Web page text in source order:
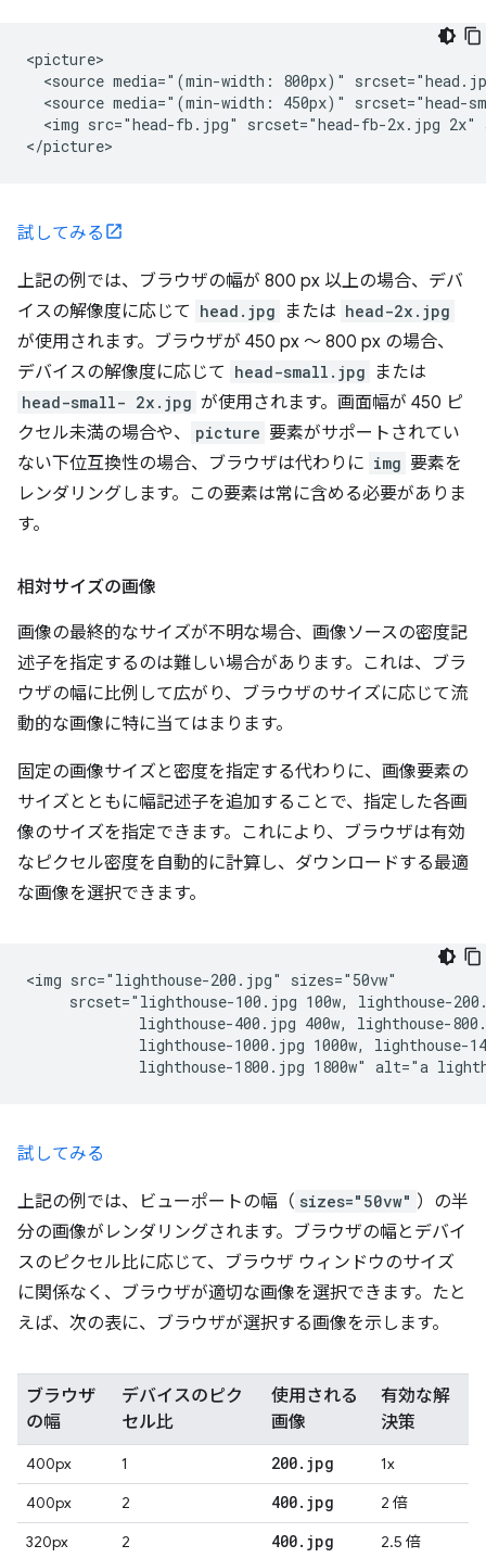
<picture>
<source media="(min-width: 800px)"
<source media="(min-width: 450px)" srcset="head-
<img src="head-fb.jpg" srcset="head-fb-2x.jpg 2x"
試してみる
上記の例では、ブラウザの幅が 800 px 以上の場合、デバ
イスの解像度に応じて head.jpg または head-2x.jpg
が使用されます。ブラウザが 450 px ～ 800 px の場合、
デバイスの解像度に応じて head-small.jpg または
head-small- 2x.jpg が使用されます。画面幅が 450 ピ
クセル未満の場合や、
picture 要素がサポートされてい
ない下位互換性の場合、ブラウザは代わりに img 要素を
レンダリングします。この要素は常に含める必要がありま
す。
相対サイズの画像
画像の最終的なサイズが不明な場合、画像ソースの密度記
述子を指定するのは難しい場合があります。これは、ブラ
ウザの幅に比例して広がり、ブラウザのサイズに応じて流
動的な画像に特に当てはまります。
固定の画像サイズと密度を指定する代わりに、画像要素の
サイズとともに幅記述子を追加することで、指定した各画
像のサイズを指定できます。これにより、ブラウザは有効
なピクセル密度を自動的に計算し、ダウンロードする最適
な画像を選択できます。
<img src="lighthouse-200.jpg" sizes="50vw"
srcset="lighthouse-100.jpg 100w, lighthouse-
lighthouse-400.jpg 400w, lighthouse-
lighthouse-1000.jpg 1000w, lighthouse-
試してみる
上記の例では、ビューポートの幅（ sizes="50vw" ）の半
分の画像がレンダリングされます。ブラウザの幅とデバイ
スのピクセル比に応じて、ブラウザ ウィンドウのサイズ
に関係なく、ブラウザが適切な画像を選択できます。たと
えば、次の表に、ブラウザが選択する画像を示します。
ブラウザ
の幅
デバイスのピク
セル比
使用される
画像
有効な解
決策
400px 1 200. jpg
1x
400px
2 400. jpg
2 倍
320px
2 400. jpg 2.5 倍